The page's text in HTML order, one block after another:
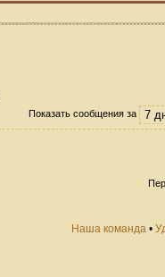
Показать сообщения за
Наша команда •